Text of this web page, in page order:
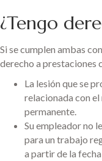
¿Tengo
Si se cumplen ambas
derecho a prestaciones
La lesión que se
relacionada con
permanente.
Su empleador no
para un trabajo
a partir de la